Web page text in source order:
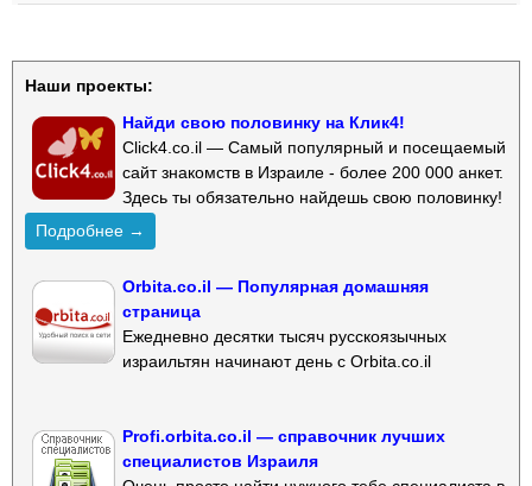
Наши проекты:
Найди свою половинку на Клик4!
Click4.co.il — Самый популярный и посещаемый
сайт знакомств в Израиле - более 200 000 анкет.
Здесь ты обязательно найдешь свою половинку!
Подробнее →
Orbita.co.il — Популярная домашняя
страница
Ежедневно десятки тысяч русскоязычных
израильтян начинают день с Orbita.co.il
Profi.orbita.co.il — справочник лучших
специалистов Израиля